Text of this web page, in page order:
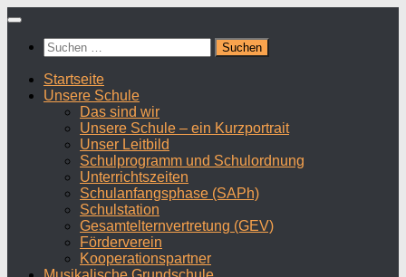
Zum
springenSuchen
nach:
Startseite
Unsere Schule
Das sind wir
Unsere Schule – ein Kurzportrait
Unser Leitbild
Schulprogramm und Schulordnung
Unterrichtszeiten
Schulanfangsphase (SAPh)
Schulstation
Gesamtelternvertretung (GEV)
Förderverein
Kooperationspartner